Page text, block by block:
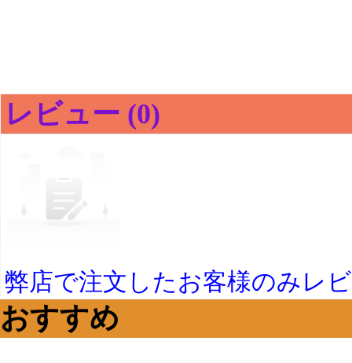
レビュー (0)
弊店で注文したお客様のみレ
おすすめ